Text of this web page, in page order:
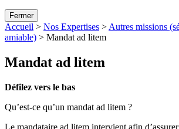
Fermer
Accueil > Nos Expertises > Autres missions
amiable) > Mandat ad litem
Mandat ad litem
Défilez vers le bas
Qu’est-ce qu’un mandat ad litem ?
Le mandataire ad litem intervient afin